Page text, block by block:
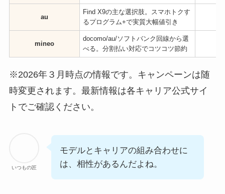
au
Find X9の主な選択肢。スマホトクす
るプログラム+で実質大幅値引き
mineo
docomo/au/ソフトバンク回線から選
べる。分割払い対応でコツコツ節約
※2026年３月時点の情報です。キャンペーンは随
時変更されます。最新情報は各キャリア公式サイ
トでご確認ください。
いつもの匠
モデルとキャリアの組み合わせに
は、相性があるんだよね。